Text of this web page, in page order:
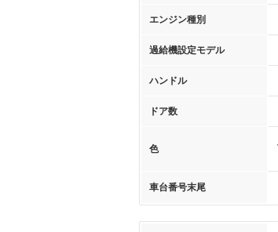
エンジン種別
過給機設定モデル
ハンドル
ドア数
色
車台番号末尾